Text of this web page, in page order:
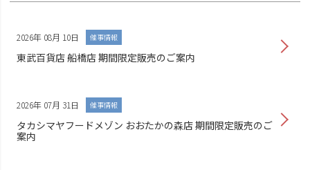
2026年 08月 10日 催事情報
東武百貨店 船橋店 期間限定販売のご案内
2026年 07月 31日 催事情報
タカシマヤフードメゾン おおたかの森店 期間限定販売のご
案内